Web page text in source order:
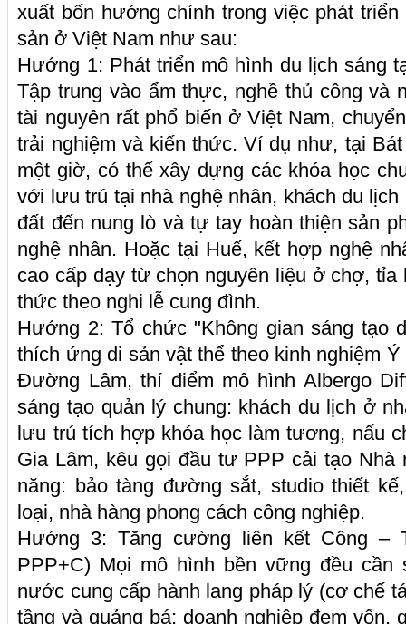
xuất bốn hướng chính trong việc phát
sản ở Việt Nam như sau:
Hướng 1: Phát triển mô hình du lịch sáng
Tập trung vào ẩm thực, nghề thủ công và
tài nguyên rất phổ biến ở Việt Nam,
trải nghiệm và kiến thức. Ví dụ như, tại
một giờ, có thể xây dựng các khóa học
với lưu trú tại nhà nghệ nhân, khách du
đất đến nung lò và tự tay hoàn thiện sản
nghệ nhân. Hoặc tại Huế, kết hợp nghệ
cao cấp dạy từ chọn nguyên liệu ở chợ,
thức theo nghi lễ cung đình.
Hướng 2: Tổ chức "Không gian sáng tạo
thích ứng di sản vật thể theo kinh nghiệm
Đường Lâm, thí điểm mô hình Albergo
sáng tạo quản lý chung: khách du lịch ở
lưu trú tích hợp khóa học làm tương, nấu
Gia Lâm, kêu gọi đầu tư PPP cải tạo
năng: bảo tàng đường sắt, studio thiết
loại, nhà hàng phong cách công nghiệp.
Hướng 3: Tăng cường liên kết Công –
PPP+C) Mọi mô hình bền vững đều
nước cung cấp hành lang pháp lý (cơ chế
tầng và quảng bá; doanh nghiệp đem vốn,